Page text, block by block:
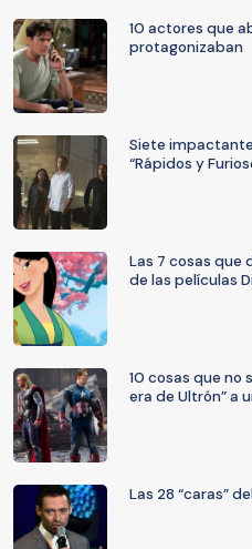
10 actores que
protagonizaban
Siete
“Rápidos y
Las 7 cosas que
de las películas
10 cosas que no
era de Ultrón” a
Las 28 “caras”